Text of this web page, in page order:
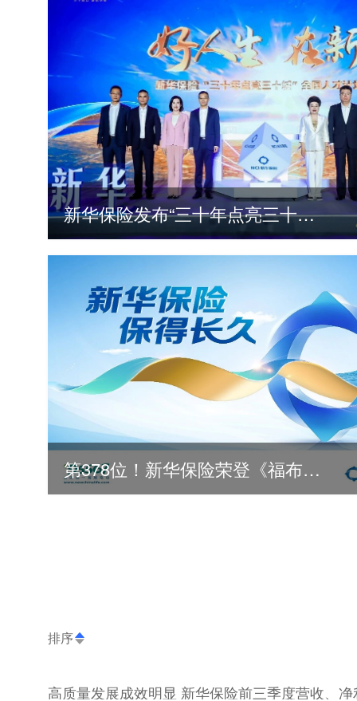
新华保险发布“三十年点亮三十城”全国人才计划
第378位！新华保险荣登《福布斯》全球500强
排序